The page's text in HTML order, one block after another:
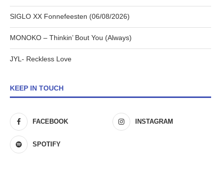
SIGLO XX Fonnefeesten (06/08/2026)
MONOKO – Thinkin’ Bout You (Always)
JYL- Reckless Love
KEEP IN TOUCH
FACEBOOK INSTAGRAM
SPOTIFY